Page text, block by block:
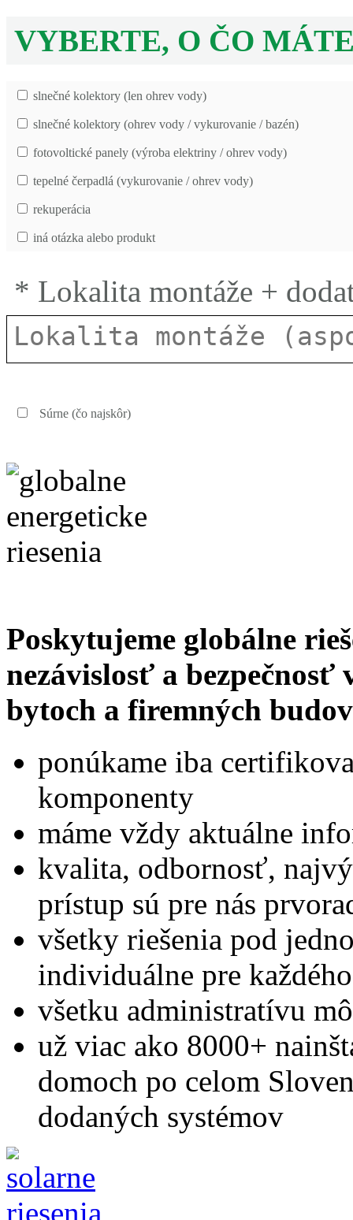
VYBERTE, O ČO
slnečné kolektory (len ohrev vody)
slnečné kolektory (ohrev vody / vykurovanie / bazén)
fotovoltické panely (výroba elektriny / ohrev vody)
tepelné čerpadlá (vykurovanie / ohrev vody)
rekuperácia
iná otázka alebo produkt
* Lokalita montáže +
Súrne (čo najskôr)
Poskytujeme globálne
nezávislosť a bezpečnosť
bytoch a firemných
ponúkame iba
komponenty
máme vždy aktuálne
kvalita, odbornosť,
prístup sú pre nás
všetky riešenia pod
individuálne pre
všetku administratívu
už viac ako 8000+
domoch po celom
dodaných systémov